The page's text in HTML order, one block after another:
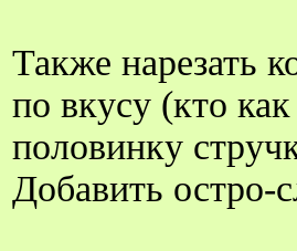
Также нарезать
по вкусу (кто
половинку
Добавить остро-